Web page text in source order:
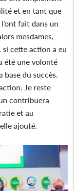
et en tant que
fait dans un
mesdames,
si cette action a eu
été une volonté
base du succès.
Je reste
contribuera
et au
ajouté.